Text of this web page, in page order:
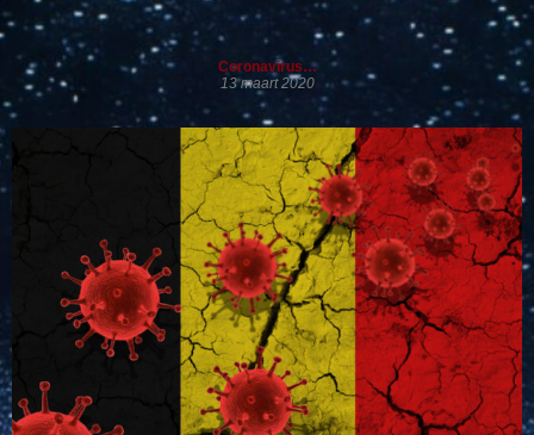
Coronavirus…
13 maart 2020